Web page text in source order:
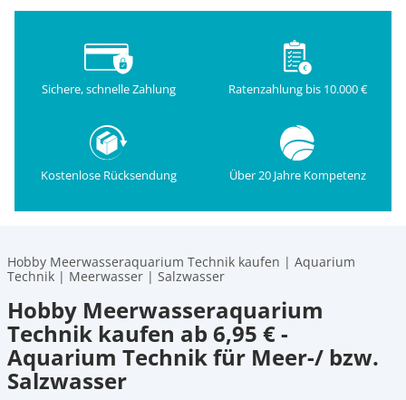
Sichere, schnelle Zahlung Ratenzahlung bis 10.000 €
Kostenlose Rücksendung Über 20 Jahre Kompetenz
Hobby Meerwasseraquarium Technik kaufen | Aquarium
Technik | Meerwasser | Salzwasser
Hobby Meerwasseraquarium
Technik kaufen ab 6,95 € -
Aquarium Technik für Meer-/ bzw.
Salzwasser